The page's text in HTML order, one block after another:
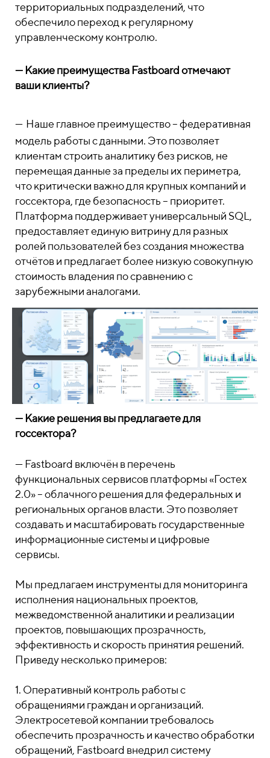
территориальных подразделений, что
обеспечило переход к регулярному
управленческому контролю.
— Какие преимущества Fastboard отмечают
ваши клиенты?
— Наше главное преимущество – федеративная
модель работы с данными. Это позволяет
клиентам строить аналитику без рисков, не
перемещая данные за пределы их периметра,
что критически важно для крупных компаний и
госсектора, где безопасность – приоритет.
Платформа поддерживает универсальный SQL,
предоставляет единую витрину для разных
ролей пользователей без создания множества
отчётов и предлагает более низкую совокупную
стоимость владения по сравнению с
зарубежными аналогами.
— Какие решения вы предлагаете для
госсектора?
—Fastboard включён в перечень
функциональных сервисов платформы «Гостех
2.0» – облачного решения для федеральных и
региональных органов власти. Это позволяет
создавать и масштабировать государственные
информационные системы и цифровые
сервисы.
Мы предлагаем инструменты для мониторинга
исполнения национальных проектов,
межведомственной аналитики и реализации
проектов, повышающих прозрачность,
эффективность и скорость принятия решений.
Приведу несколько примеров:
1. Оперативный контроль работы с
обращениями граждан и организаций.
Электросетевой компании требовалось
обеспечить прозрачность и качество обработки
обращений, Fastboard внедрил систему